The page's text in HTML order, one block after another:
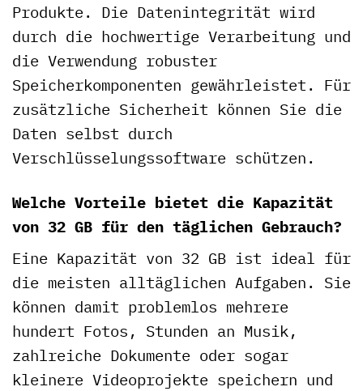
Produkte. Die Datenintegrität wird
durch die hochwertige Verarbeitung und
die Verwendung robuster
Speicherkomponenten gewährleistet. Für
zusätzliche Sicherheit können Sie die
Daten selbst durch
Verschlüsselungssoftware schützen.
Welche Vorteile bietet die Kapazität
von 32 GB für den täglichen Gebrauch?
Eine Kapazität von 32 GB ist ideal für
die meisten alltäglichen Aufgaben. Sie
können damit problemlos mehrere
hundert Fotos, Stunden an Musik,
zahlreiche Dokumente oder sogar
kleinere Videoprojekte speichern und